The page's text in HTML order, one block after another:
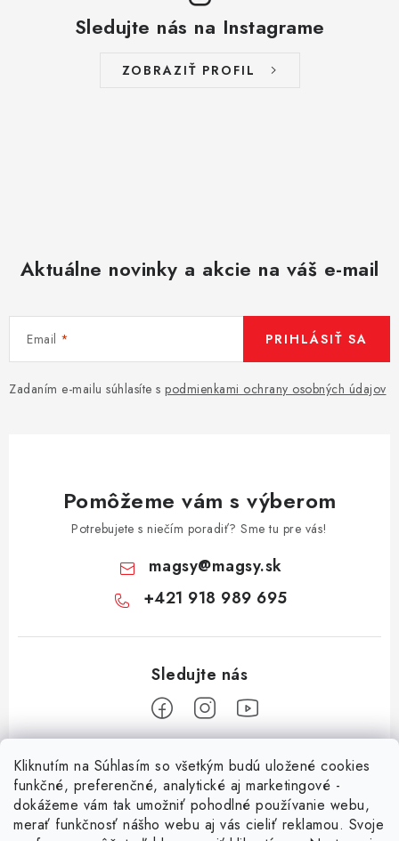
Kliknutím na Súhlasím so všetkým budú uložené cookies
funkčné, preferenčné, analytické aj marketingové -
dokážeme vám tak umožniť pohodlné používanie webu,
merať funkčnosť nášho webu aj vás cieliť reklamou. Svoje
Sledujte nás na Instagrame
ZOBRAZIŤ PROFIL
Aktuálne novinky a akcie na váš e-mail
Email
Zadaním e-mailu súhlasíte s podmienkami ochrany osobných údajov
PRIHLÁSIŤ SA
Pomôžeme vám s výberom
Potrebujete s niečím poradiť? Sme tu pre vás!
magsy@magsy.sk
+421 918 989 695
Informácie pre vás
O nás